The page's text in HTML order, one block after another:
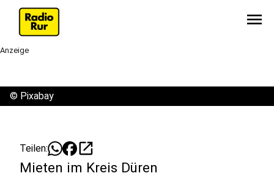
menu
Anzeige
© Pixabay
Teilen: open_in_new
Mieten im Kreis Düren